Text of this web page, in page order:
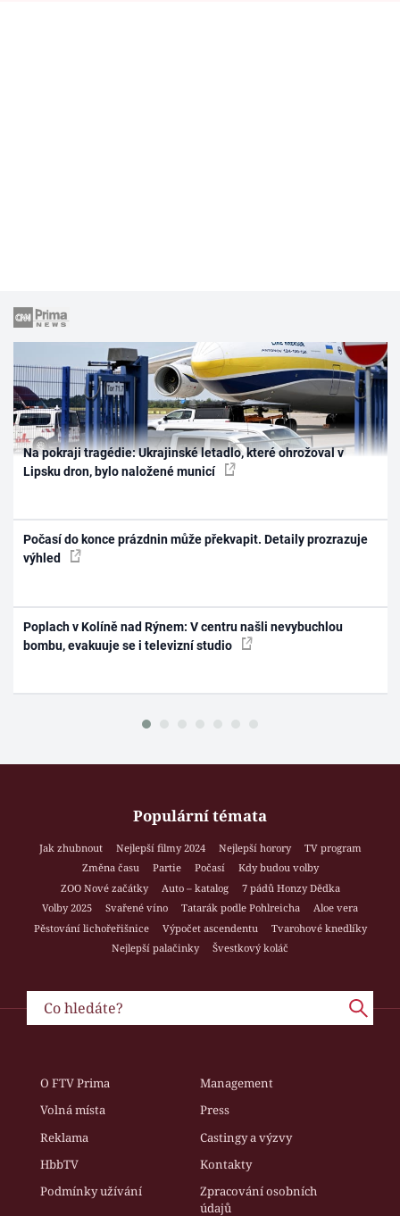
Na pokraji tragédie: Ukrajinské letadlo, které ohrožoval v
Lipsku dron, bylo naložené municí
Počasí do konce prázdnin může překvapit. Detaily prozrazuje
výhled
Poplach v Kolíně nad Rýnem: V centru našli nevybuchlou
bombu, evakuuje se i televizní studio
Populární témata
Jak zhubnout Nejlepší filmy 2024 Nejlepší horory
TV program
Změna času
Partie Počasí
Kdy budou volby
ZOO Nové začátky
Auto – katalog
7 pádů Honzy Dědka
Volby 2025
Svařené víno Tatarák podle Pohlreicha
Aloe vera
Pěstování lichořeřišnice
Výpočet ascendentu
Tvarohové knedlíky
Nejlepší palačinky
Švestkový koláč
O FTV Prima
Management
Volná místa
Press
Reklama
Castingy a výzvy
HbbTV
Kontakty
Podmínky užívání
Zpracování osobních
údajů